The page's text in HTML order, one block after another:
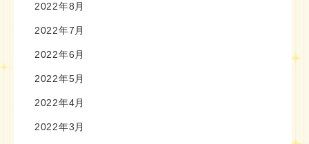
2022年8月
2022年7月
2022年6月
2022年5月
2022年4月
2022年3月